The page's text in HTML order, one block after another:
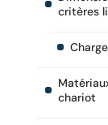
critères
chariot